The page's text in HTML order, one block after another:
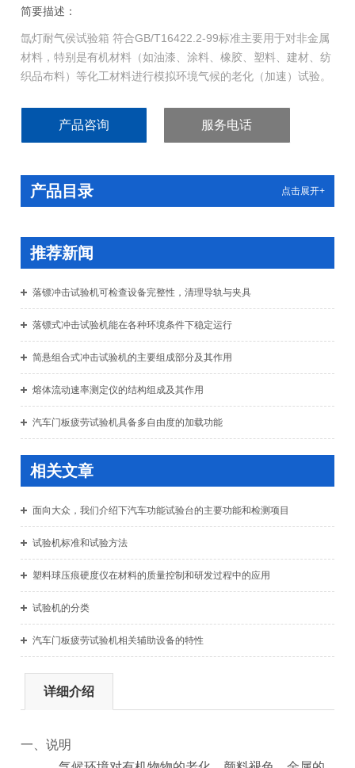
简要描述：
氙灯耐气侯试验箱 符合GB/T16422.2-99标准主要用于对非金属
材料，特别是有机材料（如油漆、涂料、橡胶、塑料、建材、纺
织品布料）等化工材料进行模拟环境气候的老化（加速）试验。
产品咨询 服务电话
产品目录 点击展开+
推荐新闻
落镖冲击试验机可检查设备完整性，清理导轨与夹具
落镖式冲击试验机能在各种环境条件下稳定运行
简悬组合式冲击试验机的主要组成部分及其作用
熔体流动速率测定仪的结构组成及其作用
汽车门板疲劳试验机具备多自由度的加载功能
相关文章
面向大众，我们介绍下汽车功能试验台的主要功能和检测项目
试验机标准和试验方法
塑料球压痕硬度仪在材料的质量控制和研发过程中的应用
试验机的分类
汽车门板疲劳试验机相关辅助设备的特性
详细介绍
一、说明